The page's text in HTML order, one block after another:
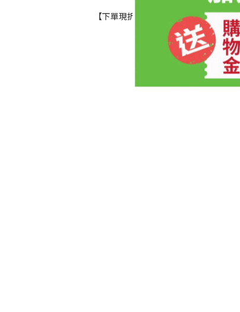
【下單現折100】最美輕量除濕機
NT$2,480
NT$3,280